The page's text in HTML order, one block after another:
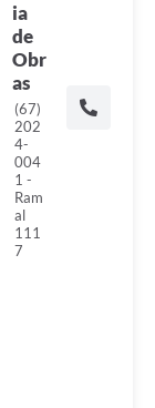
ia
de
Obr
as
(67)
202
4-
004
1 -
Ram
al
111
7